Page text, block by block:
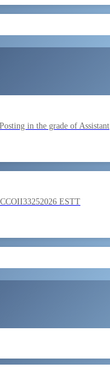
E
in the grade of Assistant
ESTT